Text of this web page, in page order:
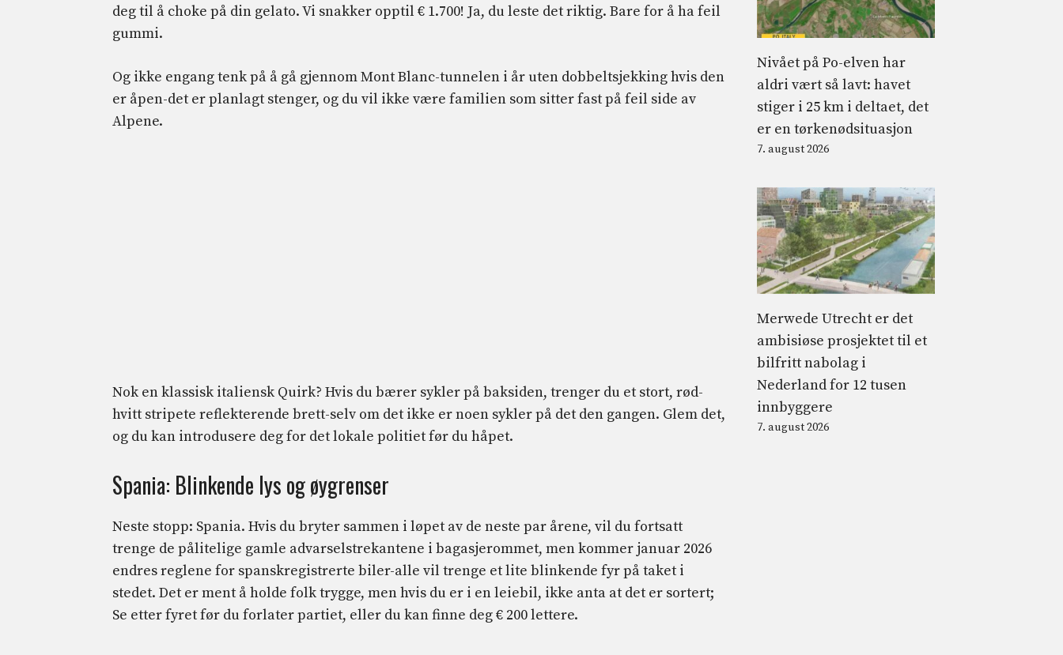
deg til å choke på din gelato. Vi snakker opptil € 1.700! Ja, du leste det riktig. Bare for å ha feil
gummi.
Og ikke engang tenk på å gå gjennom Mont Blanc-tunnelen i år uten dobbeltsjekking hvis den
er åpen-det er planlagt stenger, og du vil ikke være familien som sitter fast på feil side av
Alpene.
Nok en klassisk italiensk Quirk? Hvis du bærer sykler på baksiden, trenger du et stort, rød-
hvitt stripete reflekterende brett-selv om det ikke er noen sykler på det den gangen. Glem det,
og du kan introdusere deg for det lokale politiet før du håpet.
Spania: Blinkende lys og øygrenser
Neste stopp: Spania. Hvis du bryter sammen i løpet av de neste par årene, vil du fortsatt
trenge de pålitelige gamle advarselstrekantene i bagasjerommet, men kommer januar 2026
endres reglene for spanskregistrerte biler-alle vil trenge et lite blinkende fyr på taket i
stedet. Det er ment å holde folk trygge, men hvis du er i en leiebil, ikke anta at det er sortert;
Se etter fyret før du forlater partiet, eller du kan finne deg € 200 lettere.
Nivået på Po-elven har
aldri vært så lavt: havet
stiger i 25 km i deltaet, det
er en tørkenødsituasjon
7. august 2026
Merwede Utrecht er det
ambisiøse prosjektet til et
bilfritt nabolag i
Nederland for 12 tusen
innbyggere
7. august 2026